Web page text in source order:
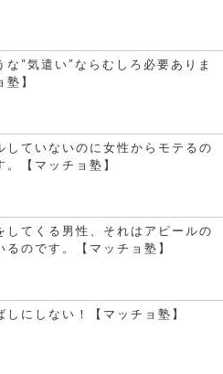
な“気遣い”ならむしろ必要ありま
】
していないのに女性からモテるの
【マッチョ塾】
してくる男性、それはアピールの
のです。【マッチョ塾】
にしない！【マッチョ塾】